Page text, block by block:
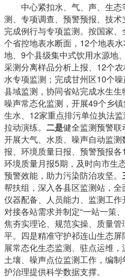
中心紧扣水、气、声、生态
测、专项调查、预警预报、技术
完成例行与专项监测。按国家
个省控地表水断面，12个地表
地、9个县级集中式饮用水源地
采测分离样品分析上报、12个
水专项监测；完成甘州区10个
县域监测，协同省站完成水生
噪声常态化监测，开展49个乡
生水、12家重点排污单位执法
拉动演练。 二是健全监测预警联
开展大气、水质、噪声自动监
报、环境质量日报、预警预报
环境质量月报5期，及时向市生
预警效能，助力污染防治攻坚。
帮扶组，深入各县区监测站，全
仪器配备、人员能力、监测工
对接各站需求并制定“一站一策
焦夯实理论、规范实操、质量
平。四是精准守护祁连山生态
展常态化生态监测、驻点运维，
土壤、噪声点位监测工作，编
护治理提供科学数据支撑。